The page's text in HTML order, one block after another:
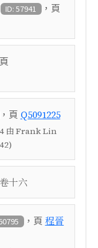
ID: 57941 ，頁
頁 Q5091225
由 Frank Lin
卷十六
，頁 程晉